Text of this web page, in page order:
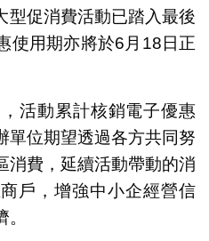
型促消費活動已踏入最後
使用期亦將於6月18日正
活動累計核銷電子優惠
單位期望透過各方共同努
消費，延續活動帶動的消
戶，增強中小企經營信